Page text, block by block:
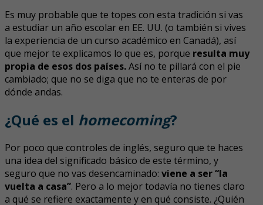
Es muy probable que te topes con esta tradición si vas
a estudiar un año escolar en EE. UU. (o también si vives
la experiencia de un curso académico en Canadá), así
que mejor te explicamos lo que es, porque resulta muy
propia de esos dos países.Así no te pillará con el pie
cambiado; que no se diga que no te enteras de por
dónde andas.
¿Qué es el homecoming?
Por poco que controles de inglés, seguro que te haces
una idea del significado básico de este término, y
seguro que no vas desencaminado: viene a ser “la
vuelta a casa”. Pero a lo mejor todavía no tienes claro
a qué se refiere exactamente y en qué consiste. ¿Quién